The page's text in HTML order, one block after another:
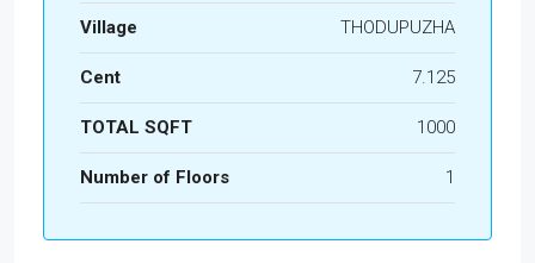
Village THODUPUZHA
Cent 7.125
TOTAL SQFT 1000
Number of Floors 1